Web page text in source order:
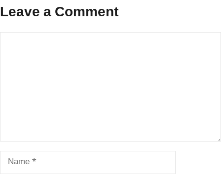
Leave a Comment
Name